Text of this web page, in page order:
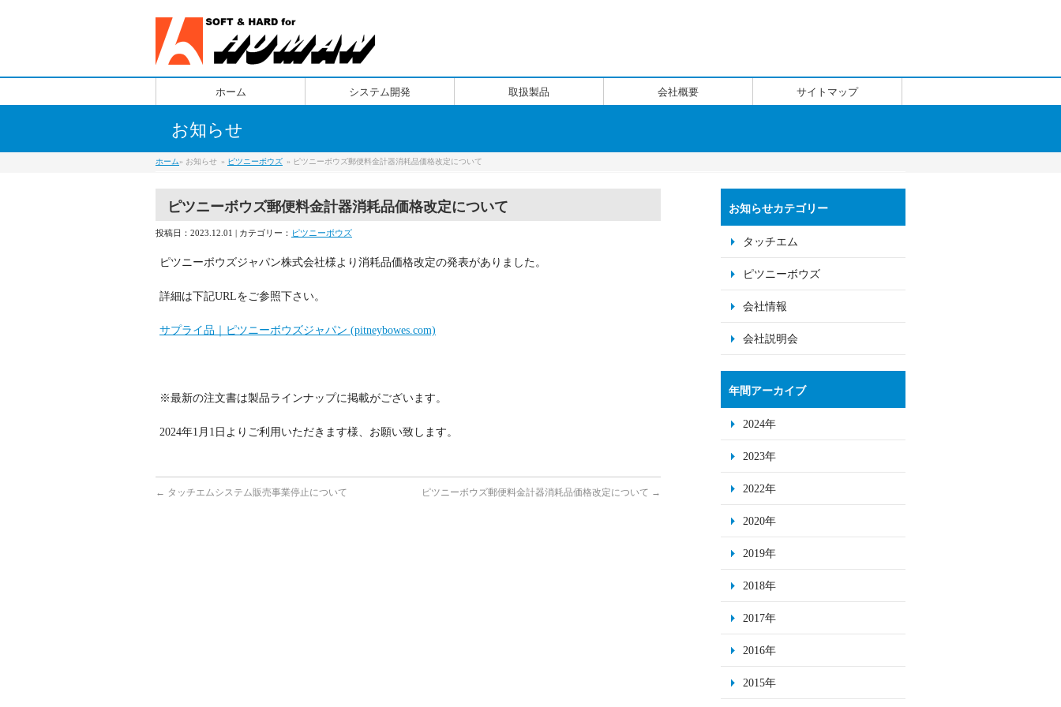
ホーム システム開発 取扱製品 会社概要 サイトマップ
お知らせ
ホーム» お知らせ » ピツニーボウズ » ピツニーボウズ郵便料金計器消耗品価格改定について
ピツニーボウズ郵便料金計器消耗品価格改定について
投稿日：2023.12.01 | カテゴリー： ピツニーボウズ
ピツニーボウズジャパン株式会社様より消耗品価格改定の発表がありました。
詳細は下記URLをご参照下さい。
サプライ品｜ピツニーボウズジャパン (pitneybowes.com)
※最新の注文書は製品ラインナップに掲載がございます。
2024年1月1日よりご利用いただきます様、お願い致します。
← タッチエムシステム販売事業停止について ピツニーボウズ郵便料金計器消耗品価格改定について →
お知らせカテゴリー
タッチエム
ピツニーボウズ
会社情報
会社説明会
年間アーカイブ
2024年
2023年
2022年
2020年
2019年
2018年
2017年
2016年
2015年